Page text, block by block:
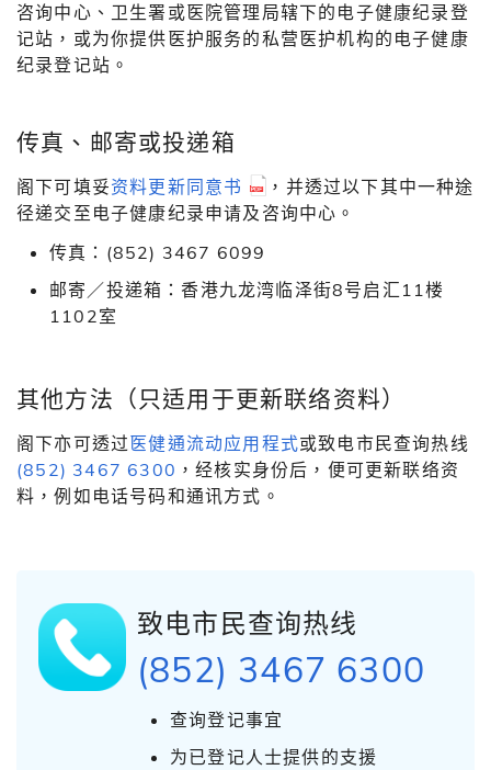
咨询中心、卫生署或医院管理局辖下的电子健康纪录登
记站，或为你提供医护服务的私营医护机构的电子健康
纪录登记站。
传真、邮寄或投递箱
阁下可填妥资料更新同意书
，并透过以下其中一种途
径递交至电子健康纪录申请及咨询中心。
传真： (852) 3467 6099
邮寄／投递箱：香港九龙湾临泽街8号启汇11楼
1102室
其他方法（只适用于更新联络资料）
阁下亦可透过医健通流动应用程式或致电市民查询热线
(852) 3467 6300 ，经核实身份后，便可更新联络资
料，例如电话号码和通讯方式。
致电市民查询热线
(852) 3467 6300
查询登记事宜
为已登记人士提供的支援